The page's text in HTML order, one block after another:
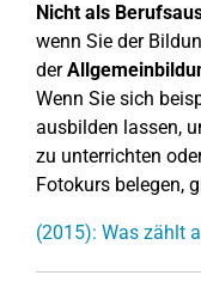
Nicht als
wenn Sie der
der
Wenn Sie sich
ausbilden lassen,
zu unterrichten
Fotokurs belegen,
(2015): Was zählt